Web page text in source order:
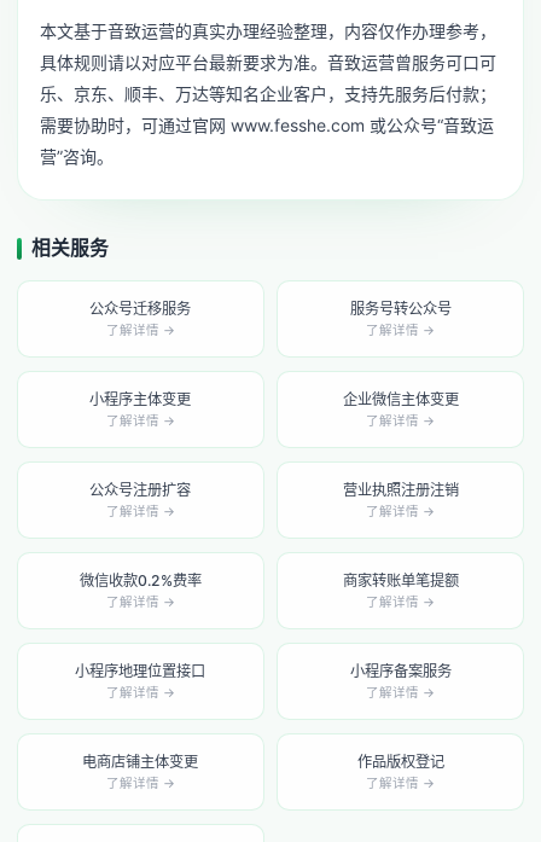
本文基于音致运营的真实办理经验整理，内容仅作办理参考，
具体规则请以对应平台最新要求为准。音致运营曾服务可口可
乐、京东、顺丰、万达等知名企业客户，支持先服务后付款；
需要协助时，可通过官网 www.fesshe.com 或公众号“音致运
营”咨询。
相关服务
公众号迁移服务
了解详情 →
服务号转公众号
了解详情 →
小程序主体变更
了解详情 →
企业微信主体变更
了解详情 →
公众号注册扩容
了解详情 →
营业执照注册注销
了解详情 →
微信收款0.2%费率
了解详情 →
商家转账单笔提额
了解详情 →
小程序地理位置接口
了解详情 →
小程序备案服务
了解详情 →
电商店铺主体变更
了解详情 →
作品版权登记
了解详情 →